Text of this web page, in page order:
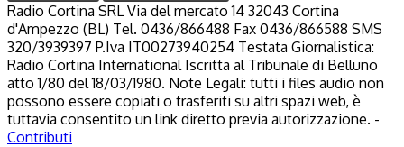
Radio Cortina SRL Via del mercato 14 32043 Cortina
d'Ampezzo (BL) Tel. 0436/866488 Fax 0436/866588 SMS
320/3939397 P.Iva IT00273940254 Testata Giornalistica:
Radio Cortina International Iscritta al Tribunale di Belluno
atto 1/80 del 18/03/1980. Note Legali: tutti i files audio non
possono essere copiati o trasferiti su altri spazi web, è
tuttavia consentito un link diretto previa autorizzazione. -
Contributi